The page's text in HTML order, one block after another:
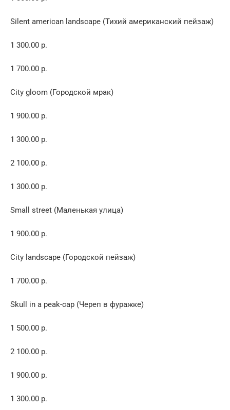
Silent american landscape (Тихий американский пейзаж)
1 300.00 р.
1 700.00 р.
City gloom (Городской мрак)
1 900.00 р.
1 300.00 р.
2 100.00 р.
1 300.00 р.
Small street (Маленькая улица)
1 900.00 р.
City landscape (Городской пейзаж)
1 700.00 р.
Skull in a peak-cap (Череп в фуражке)
1 500.00 р.
2 100.00 р.
1 900.00 р.
1 300.00 р.